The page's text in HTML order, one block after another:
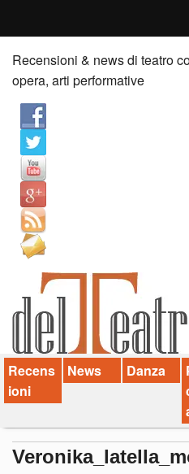
Home
Recensioni
Anticipazioni
News
Palazzi consiglia
Video
Chi siamo
Contatti
dT in English
Recensioni & news di teatro
opera, arti performative
Recens
ioni
News Danza